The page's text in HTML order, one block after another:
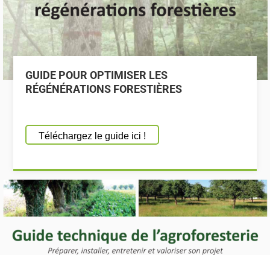
GUIDE POUR OPTIMISER LES
RÉGÉNÉRATIONS FORESTIÈRES
Téléchargez le guide ici !